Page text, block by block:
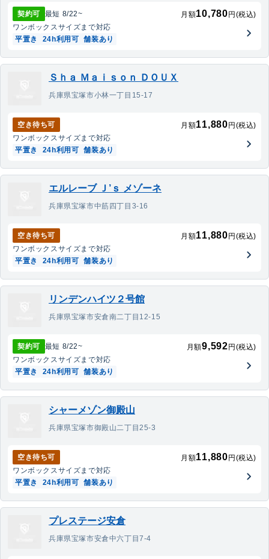
契約可 最短 8/22~ 月額10,780 円(税込)
ワンボックスサイズまで対応
平置き
24h利用可 舗装あり
Ｓｈａ Ｍａｉｓｏｎ ＤＯＵＸ
兵庫県宝塚市小林一丁目15-17
空き待ち可 月額11,880 円(税込)
ワンボックスサイズまで対応
平置き
24h利用可 舗装あり
エルレーブ Ｊ’ｓ メゾーネ
兵庫県宝塚市中筋四丁目3-16
空き待ち可 月額11,880 円(税込)
ワンボックスサイズまで対応
平置き
24h利用可 舗装あり
リンデンハイツ２号館
兵庫県宝塚市安倉南二丁目12-15
契約可 最短 8/22~ 月額9,592 円(税込)
ワンボックスサイズまで対応
平置き
24h利用可 舗装あり
シャーメゾン御殿山
兵庫県宝塚市御殿山二丁目25-3
空き待ち可 月額11,880 円(税込)
ワンボックスサイズまで対応
平置き
24h利用可 舗装あり
プレステージ安倉
兵庫県宝塚市安倉中六丁目7-4